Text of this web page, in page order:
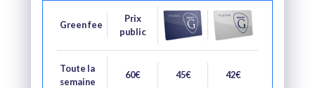
Green fee
Prix
public
Toute la
semaine
60€ 45€ 42€